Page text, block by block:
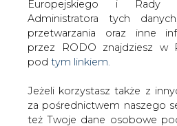
WŁĄCZ CIRE.TV
Europejskiego i Rady
Administratora tych
przetwarzania oraz inne
przez RODO znajdziesz w
pod tym linkiem.
Jeżeli korzystasz także z
za pośrednictwem naszego
też Twoje dane osobowe